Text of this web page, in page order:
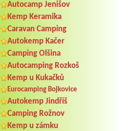
Autocamp Jenišov
Kemp Keramika
Caravan Camping
Autokemp Kačer
Camping Olšina
Autocamping Rozkoš
Kemp u Kukačků
Eurocamping Bojkovice
Autokemp Jindřiš
Camping Rožnov
Kemp u zámku
Termín od 2026-08-22 |
HOGAN u Šabiny
2 místa pro stan + 6 lidi